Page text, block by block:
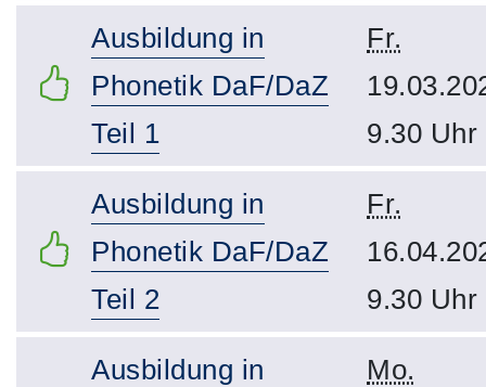
Ausbildung in
Phonetik DaF/DaZ
Teil 1
Fr.
9.30 Uhr
Ausbildung in
Phonetik DaF/DaZ
Teil 2
Fr.
9.30 Uhr
Ausbildung in
Mo.